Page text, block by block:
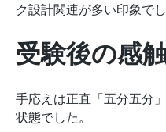
ク設計関連が多い印象でし
受験後の感
手応えは正直「五分五分
状態でした。